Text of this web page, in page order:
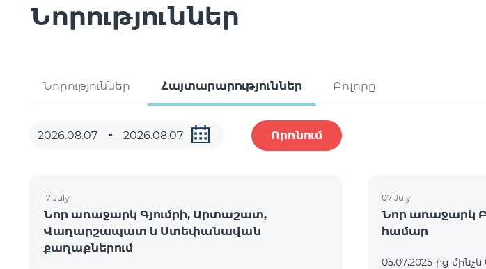
Նորություններ
Նորություններ Հայտարարություններ Բոլորը
Որոնում
17 July
Նոր առաջարկ Գյումրի, Արտաշատ,
Վաղարշապատ և Ստեփանավան
քաղաքներում
07 July
Նոր առաջարկ
համար
05.07.2025-ից